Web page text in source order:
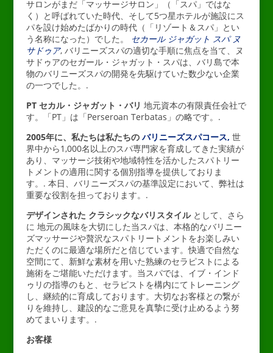
サロンがまだ「マッサージサロン」（「スパ」ではな
く）と呼ばれていた時代、そして5つ星ホテルが施設にス
パを設け始めたばかりの時代（「リゾート＆スパ」とい
う名称になった）でした。
セカール ジャガット スパ ヌ
サドゥア, バリニーズスパの適切な手順に焦点を当て、ヌ
サドゥアのセガール・ジャガット・スパは、バリ島で本
物のバリニーズスパの開発を先駆けていた数少ない企業
の一つでした。.
PT セカル・ジャガット・バリ 地元資本の有限責任会社で
す。「PT」は「Perseroan Terbatas」の略です。.
2005年に、私たちは私たちの バリニーズスパコース, 世
界中から1,000名以上のスパ専門家を育成してきた実績が
あり、マッサージ技術や地域特性を活かしたスパトリー
トメントの適用に関する個別指導を提供しておりま
す。. 本日、バリニーズスパの基準設定において、弊社は
重要な役割を担っております。.
デザインされた クラシックなバリスタイルとして、さら
に 地元の風味を大切にした当スパは、本格的なバリニー
ズマッサージや贅沢なスパトリートメントをお楽しみい
ただくのに最適な場所だと信じています。快適で自然な
空間にて、新鮮な素材を用いた熟練のセラピストによる
施術をご堪能いただけます。当スパでは、イブ・インド
ゥリの指導のもと、セラピストを構内にてトレーニング
し、継続的に育成しております。大切なお客様との繋が
りを維持し、建設的なご意見を真摯に受け止めるよう努
めてまいります。.
お客様